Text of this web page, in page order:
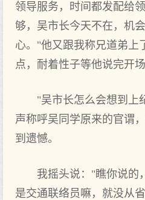
领导服务，时间都发配给
够，吴市长今天不在，机
心。"他又跟我称兄道弟上
点，耐着性子等他说完开场
"吴市长怎么会想到上
声称呼吴同学原来的官谓
到遗憾。
我摇头说："瞧你说的
是交通联络员嘛，就没从